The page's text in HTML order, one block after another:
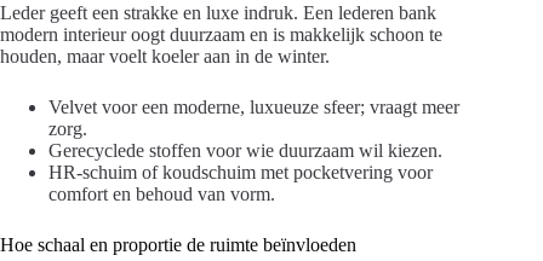
Leder geeft een strakke en luxe indruk. Een lederen bank
modern interieur oogt duurzaam en is makkelijk schoon te
houden, maar voelt koeler aan in de winter.
Velvet voor een moderne, luxueuze sfeer; vraagt meer
zorg.
Gerecyclede stoffen voor wie duurzaam wil kiezen.
HR-schuim of koudschuim met pocketvering voor
comfort en behoud van vorm.
Hoe schaal en proportie de ruimte beïnvloeden